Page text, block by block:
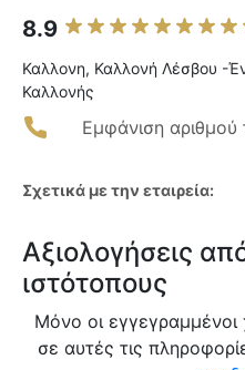
8.9
Καλλονη, Καλλονή Λέσβου -
Καλλονής
Εμφάνιση
Σχετικά με την εταιρεία:
Αξιολογήσεις
ιστότοπους
Μόνο οι
σε αυτές τις